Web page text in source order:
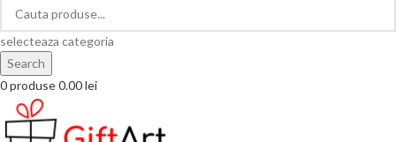
selecteaza categoria
Search
0produse0.00lei